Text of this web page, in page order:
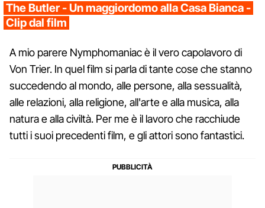
The Butler - Un maggiordomo alla Casa Bianca -
Clip dal film
A mio parere Nymphomaniac è il vero capolavoro di
Von Trier. In quel film si parla di tante cose che stanno
succedendo al mondo, alle persone, alla sessualità,
alle relazioni, alla religione, all'arte e alla musica, alla
natura e alla civiltà. Per me è il lavoro che racchiude
tutti i suoi precedenti film, e gli attori sono fantastici.